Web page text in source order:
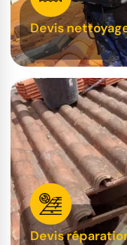
Devis
Devis